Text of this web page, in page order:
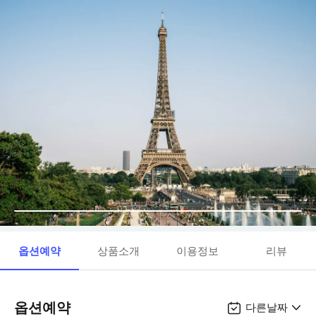
옵션예약 상품소개 이용정보 리뷰
옵션예약 다른날짜